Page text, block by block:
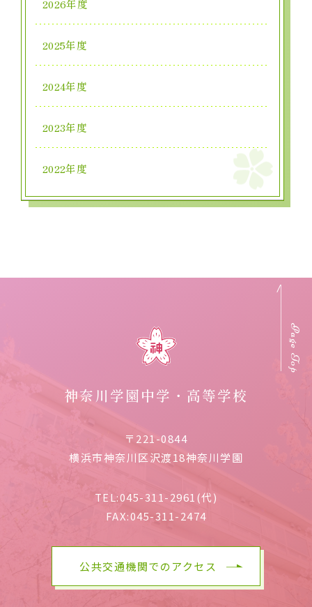
2026年度
2025年度
2024年度
2023年度
2022年度
神奈川学園中学・高等学校
〒221-0844
横浜市神奈川区沢渡18神奈川学園
TEL:045-311-2961(代)
FAX:045-311-2474
公共交通機関でのアクセス
Page Top